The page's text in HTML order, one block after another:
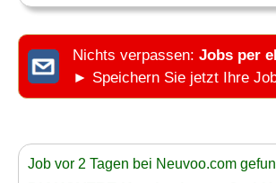
Nichts verpassen: Jobs per
► Speichern Sie jetzt Ihre
Job vor 2 Tagen bei Neuvoo.com